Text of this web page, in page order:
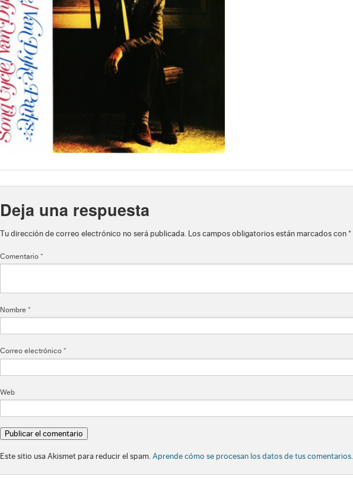
Deja una respuesta
Tu dirección de correo electrónico no será publicada. Los campos obligatorios están marcados con *
Comentario *
Nombre *
Correo electrónico *
Web
Este sitio usa Akismet para reducir el spam. Aprende cómo se procesan los datos de tus comentarios.